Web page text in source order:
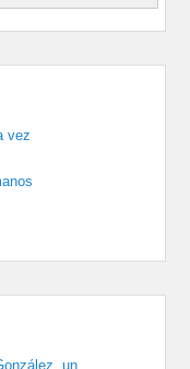
vez
un